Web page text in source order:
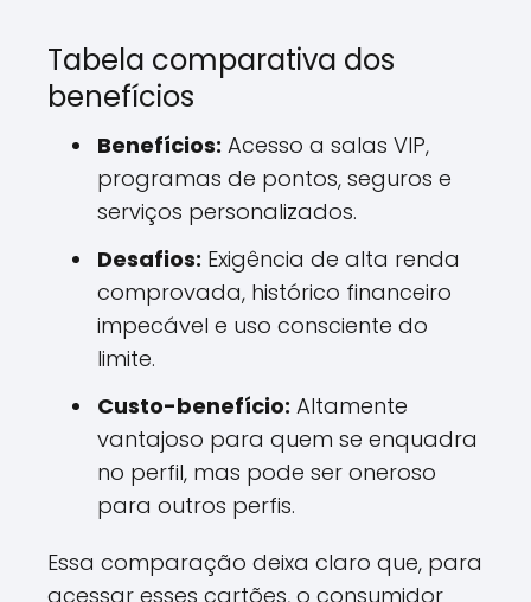
Tabela comparativa dos
benefícios
Benefícios: Acesso a salas VIP,
programas de pontos, seguros e
serviços personalizados.
Desafios: Exigência de alta renda
comprovada, histórico financeiro
impecável e uso consciente do
limite.
Custo-benefício: Altamente
vantajoso para quem se enquadra
no perfil, mas pode ser oneroso
para outros perfis.
Essa comparação deixa claro que, para
acessar esses cartões, o consumidor